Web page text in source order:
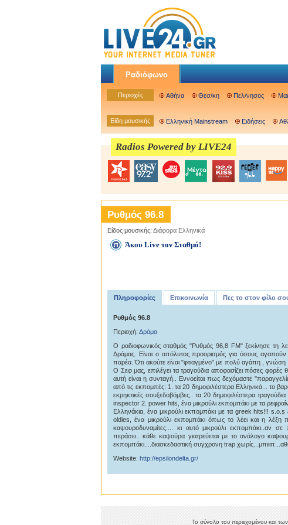
Ραδιόφωνο
Περιοχές Αθήνα Θεσ/κη Πελ/νησος
Είδη μουσικής Ελληνική Mainstream Ειδήσεις
Radios Powered by LIVE24
Ρυθμός 96.8
Είδος μουσικής: Διάφορα Ελληνικά
Άκου Live τον Σταθμό!
Πληροφορίες Επικοινωνία Πες το στον φίλο
Ρυθμός 96.8
Περιοχή: Δράμα
Ο ραδιοφωνικός σταθμός "Ρυθμός 96,8 FM" ξεκίνησε τη
Δράμας. Είναι ο απόλυτος προορισμός για όσους
παρέα. Ότι ακούτε είναι "φτιαγμένο" με πολύ αγάπη , γνώση
Ο Σεφ μας, επιλέγει τα τραγούδια αποφασίζει πόσες φορές
αυτή είναι η συνταγή.. Εννοείται πως δεχόμαστε
από τις εκπομπές: 1. τα 20 δημοφιλέστερα Ελληνικά... το
εκρηκτικές σουξεδοβόμβες.. τα 20 δημοφιλέστερα
inspector 2. power hits, ένα μικρούλι εκπομπάκι με τα
Ελληνάκια, ένα μικρούλι εκπομπάκι με τα greek hits!!! s.o.s
oldies, ένα μικρούλι εκπομπάκι όπως το λέει και η λέξη
καψουροδυναμίτες.... κι αυτό μικρούλι εκπομπάκι..αν
περάσει.. κάθε καψούρα γιατρεύεται με το ανάλογο
εκπομπάκι....διασκεδαστική συγχρονη trap
Website: http://epsilondelta.gr/
Το σύνολο του περιεχομένου και